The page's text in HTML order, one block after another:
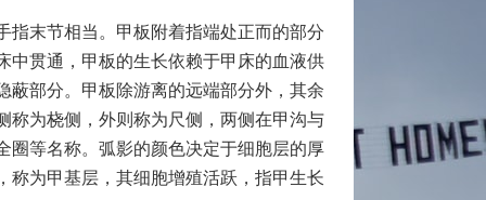
指末节相当。甲板附着指端处正而的部分
中贯通，甲板的生长依赖于甲床的血液供
蔽部分。甲板除游离的远端部分外，其余
称为桡侧，外则称为尺侧，两侧在甲沟与
圈等名称。弧影的颜色决定于细胞层的厚
称为甲基层，其细胞增殖活跃，指甲生长